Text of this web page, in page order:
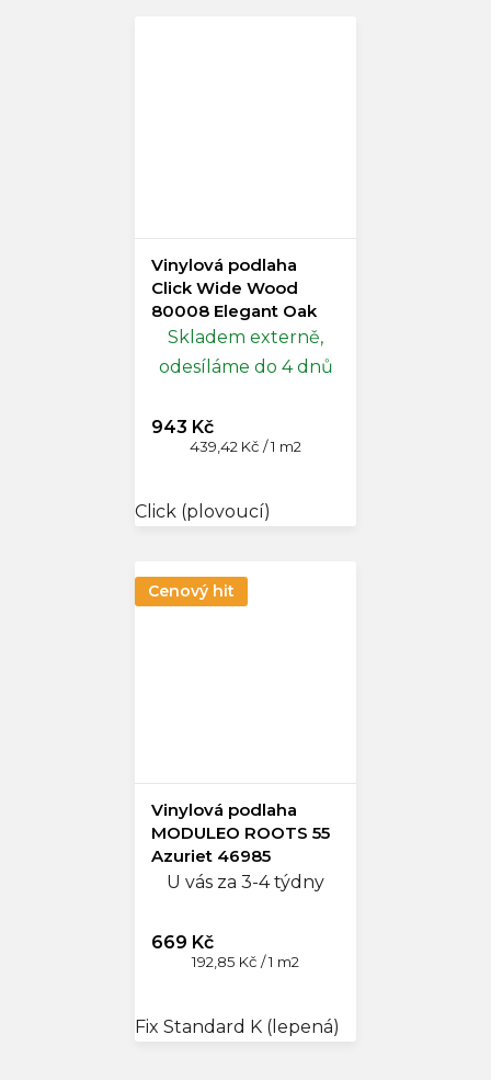
Vinylová podlaha
Click Wide Wood
80008 Elegant Oak
Mild
Skladem externě,
odesíláme do 4 dnů
943 Kč
Měrná
439,42 Kč / 1 m2
Click (plovoucí)
Cenový hit
Vinylová podlaha
MODULEO ROOTS 55
Azuriet 46985
U vás za 3-4 týdny
669 Kč
Měrná
192,85 Kč / 1 m2
Fix Standard K (lepená)